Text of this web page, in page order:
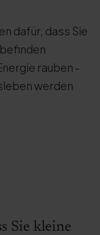
dafür, dass Sie
rauben -
werden
Sie kleine